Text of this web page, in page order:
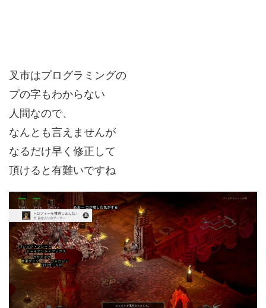
叉市はプログラミングの
プの字もわからない
人間なので、
なんとも言えませんが
なるだけ早く修正して
頂けると有難いですね